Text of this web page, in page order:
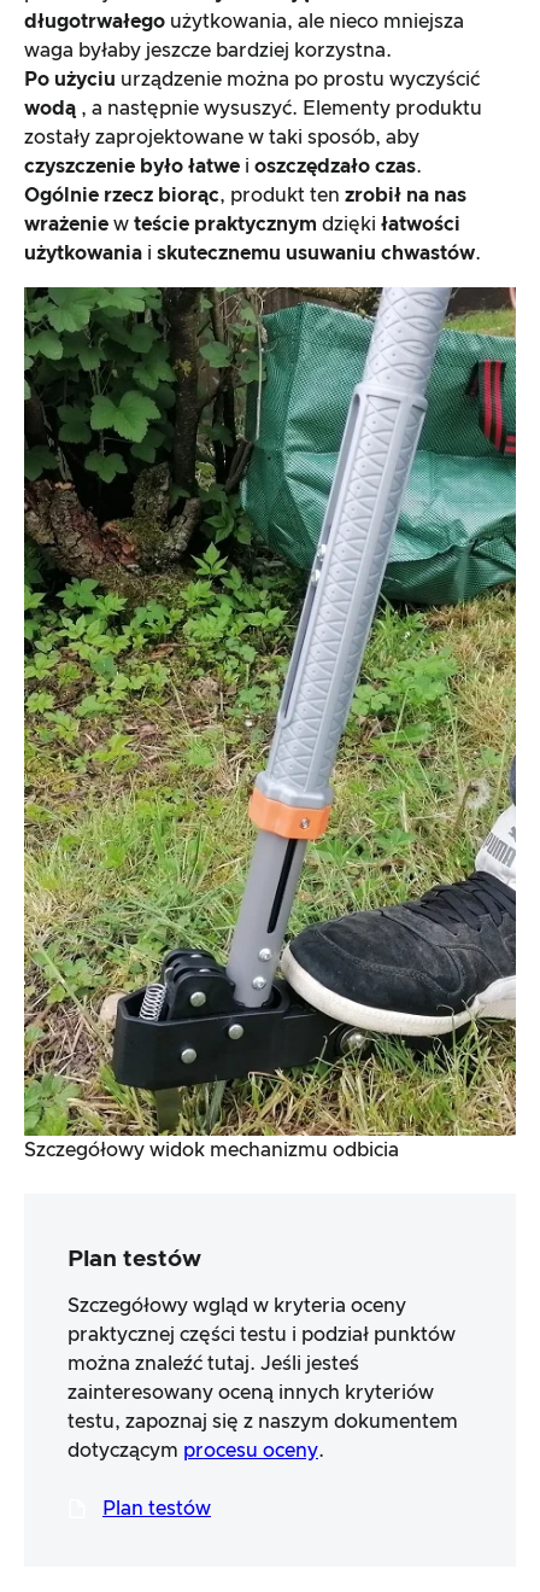
długotrwałego użytkowania, ale nieco mniejsza
waga byłaby jeszcze bardziej korzystna.
Po użyciu urządzenie można po prostu wyczyścić
wodą , a następnie wysuszyć. Elementy produktu
zostały zaprojektowane w taki sposób, aby
czyszczenie było łatwe i oszczędzało czas.
Ogólnie rzecz biorąc, produkt ten zrobił na nas
wrażenie w teście praktycznym dzięki łatwości
użytkowania i skutecznemu usuwaniu chwastów.
Szczegółowy widok mechanizmu odbicia
Plan testów
Szczegółowy wgląd w kryteria oceny
praktycznej części testu i podział punktów
można znaleźć tutaj. Jeśli jesteś
zainteresowany oceną innych kryteriów
testu, zapoznaj się z naszym dokumentem
dotyczącym procesu oceny.
Plan testów